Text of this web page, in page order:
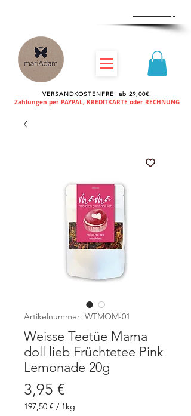
VERSANDKOSTENFREI ab 29,00€.
Zahlungen per PAYPAL, KREDITKARTE oder RECHNUNG
Artikelnummer: WTMOM-01
Weisse Teetüe Mama
doll lieb Früchtetee Pink
Lemonade 20g
3,95 €Preis
197,50 € / 1kg